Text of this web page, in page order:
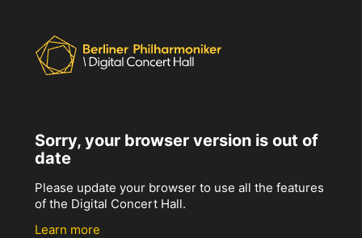
Sorry, your browser version is out of
date
Please update your browser to use all the features
of the Digital Concert Hall.
Learn more